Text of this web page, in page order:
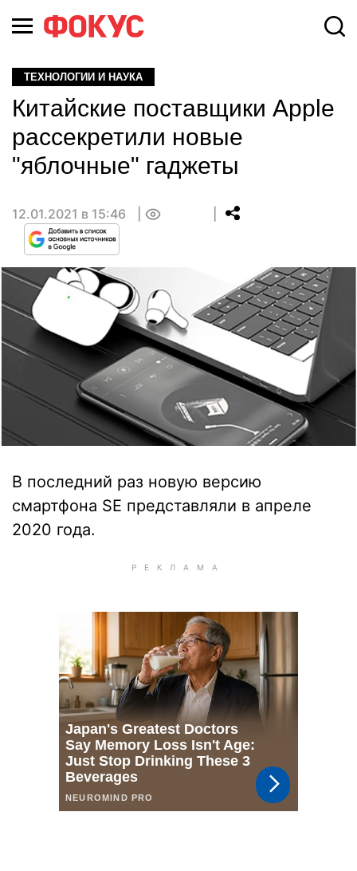
ТЕХНОЛОГИИ И НАУКА
Китайские поставщики Apple
рассекретили новые
"яблочные" гаджеты
12.01.2021 в 15:46
В последний раз новую версию
смартфона SE представляли в апреле
2020 года.